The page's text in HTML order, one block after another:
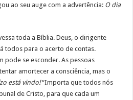
ao seu auge com a advertência: O dia
toda a Bíblia. Deus, o dirigente
todos para o acerto de contas.
pode se esconder. As pessoas
amortecer a consciência, mas o
está vindo!“Importa que todos nós
de Cristo, para que cada um